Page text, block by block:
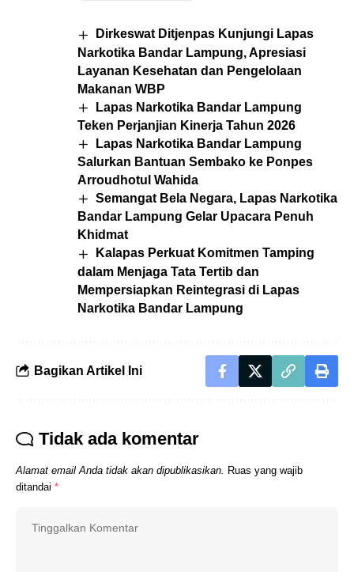
Dirkeswat Ditjenpas Kunjungi Lapas
Narkotika Bandar Lampung, Apresiasi
Layanan Kesehatan dan Pengelolaan
Makanan WBP
Lapas Narkotika Bandar Lampung
Teken Perjanjian Kinerja Tahun 2026
Lapas Narkotika Bandar Lampung
Salurkan Bantuan Sembako ke Ponpes
Arroudhotul Wahida
Semangat Bela Negara, Lapas Narkotika
Bandar Lampung Gelar Upacara Penuh
Khidmat
Kalapas Perkuat Komitmen Tamping
dalam Menjaga Tata Tertib dan
Mempersiapkan Reintegrasi di Lapas
Narkotika Bandar Lampung
Bagikan Artikel Ini
Tidak ada komentar
Alamat email Anda tidak akan dipublikasikan. Ruas yang wajib
ditandai *